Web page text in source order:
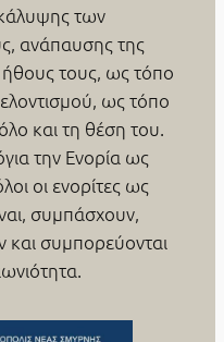
των
ανάπαυσης της
τους, ως τόπο
ως τόπο
και τη θέση του.
την Ενορία ως
οι ενορίτες ως
συμπάσχουν,
και συμπορεύονται